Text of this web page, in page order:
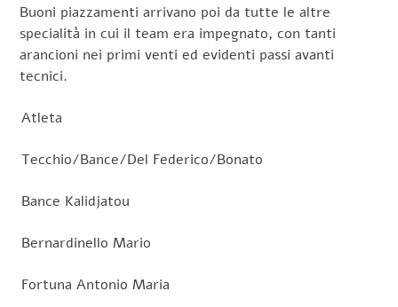
Buoni piazzamenti arrivano poi da tutte le altre
specialità in cui il team era impegnato, con tanti
arancioni nei primi venti ed evidenti passi avanti
tecnici.
Atleta
Tecchio/Bance/Del Federico/Bonato
Bance Kalidjatou
Bernardinello Mario
Fortuna Antonio Maria